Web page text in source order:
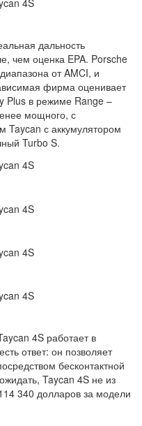
дальность
чем оценка EPA. Porsche
от AMCI, и
фирма оценивает
Plus в режиме Range –
мощного, с
Taycan с аккумулятором
Turbo S.
4S работает в
ответ: он позволяет
бесконтактной
Taycan 4S не из
340 долларов за модели